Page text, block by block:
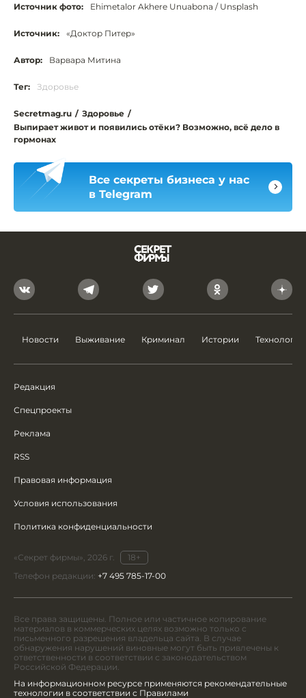
Источник фото: Ehimetalor Akhere Unuabona / Unsplash
Источник: «Доктор Питер»
Автор: Варвара Митина
Тег: Здоровье
Secretmag.ru / Здоровье /
Выпирает живот и появились отёки? Возможно, всё дело в
гормонах
Все секреты бизнеса у нас
в Telegram
Новости Выживание Криминал Истории Технологии
Редакция
Спецпроекты
Реклама
RSS
Правовая информация
Условия использования
Политика конфиденциальности
«Секрет фирмы», 2026 г.
18+
Телефон редакции: +7 495 785-17-00
Все права защищены. Полное или частичное копирование
материалов в коммерческих целях возможно только с
письменного разрешения владельца сайта. В случае
обнаружения нарушений виновные могут быть привлечены к
ответственности в соответствии с законодательством
Российской Федерации.
На информационном ресурсе применяются рекомендательные
технологии в соответствии с Правилами